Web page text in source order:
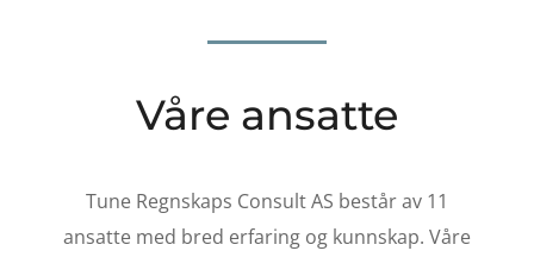
Våre ansatte
Tune Regnskaps Consult AS består av 11
ansatte med bred erfaring og kunnskap. Våre